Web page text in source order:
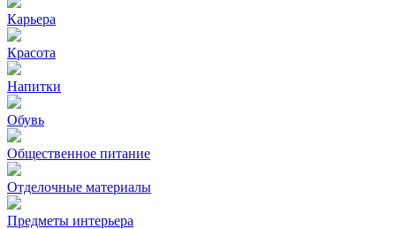
Карьера
Красота
Напитки
Обувь
Общественное питание
Отделочные материалы
Предметы интерьера